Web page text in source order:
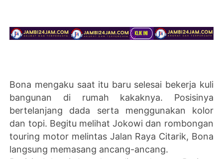
Bona mengaku saat itu baru selesai bekerja kuli
bangunan di rumah kakaknya. Posisinya
bertelanjang dada serta menggunakan kolor
dan topi. Begitu melihat Jokowi dan rombongan
touring motor melintas Jalan Raya Citarik, Bona
langsung memasang ancang-ancang.